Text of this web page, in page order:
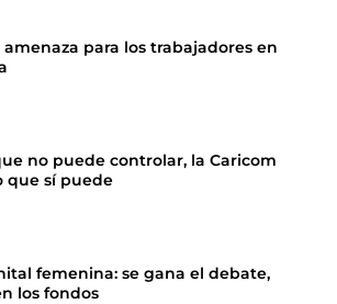
amenaza para los trabajadores en
no puede controlar, la Caricom
que sí puede
femenina: se gana el debate,
los fondos